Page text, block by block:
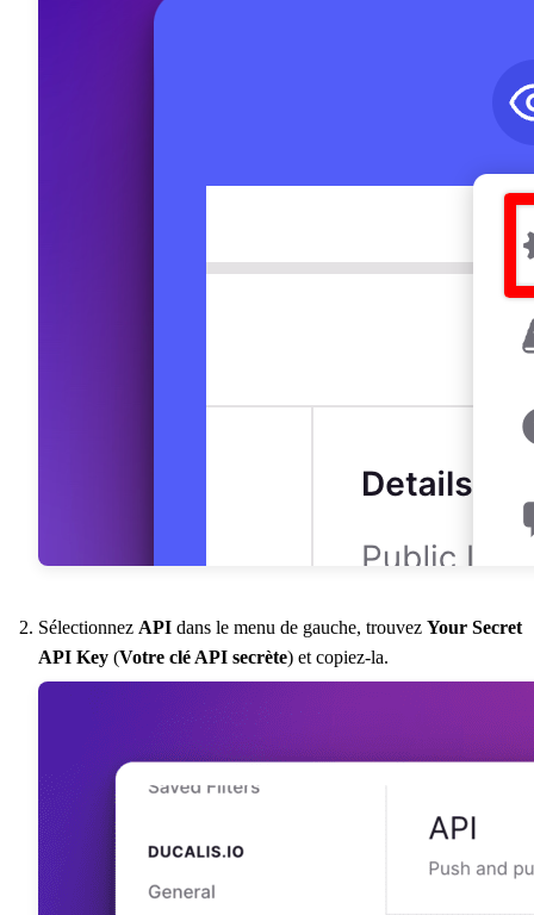
Sélectionnez API dans le menu de gauche, trouvez Your Secret
API Key (Votre clé API secrète) et copiez-la.